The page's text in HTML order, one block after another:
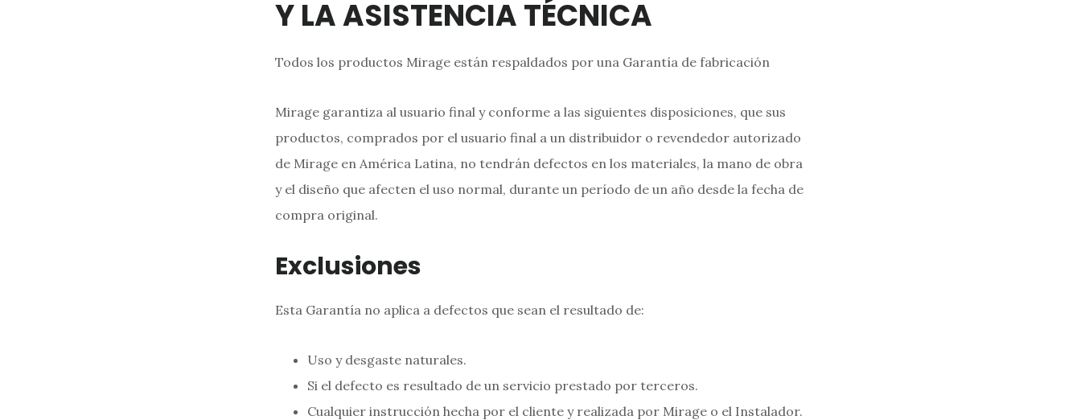
Y LA ASISTENCIA TÉCNICA
Todos los productos Mirage están respaldados por una Garantía de fabricación
Mirage garantiza al usuario final y conforme a las siguientes disposiciones, que sus
productos, comprados por el usuario final a un distribuidor o revendedor autorizado
de Mirage en América Latina, no tendrán defectos en los materiales, la mano de obra
y el diseño que afecten el uso normal, durante un período de un año desde la fecha de
compra original.
Exclusiones
Esta Garantía no aplica a defectos que sean el resultado de:
Uso y desgaste naturales.
Si el defecto es resultado de un servicio prestado por terceros.
Cualquier instrucción hecha por el cliente y realizada por Mirage o el Instalador.